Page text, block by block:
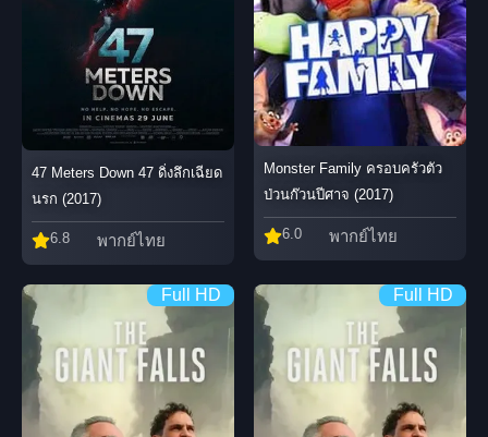
47 Meters Down 47 ดิ่งลึกเฉียด
นรก (2017)
6.8 พากย์ไทย
Monster Family ครอบครัวตัว
ป่วนก๊วนปีศาจ (2017)
6.0 พากย์ไทย
Full HD Full HD